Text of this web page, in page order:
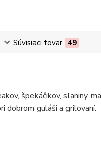
Súvisiaci tovar 49
špekáčikov, slaniny,
dobrom guláši a grilovaní.